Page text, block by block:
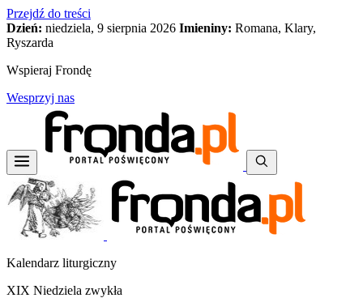
Przejdź do treści
Dzień: niedziela, 9 sierpnia 2026 Imieniny: Romana, Klary,
Ryszarda
Wspieraj Frondę
Wesprzyj nas
Kalendarz liturgiczny
XIX Niedziela zwykła